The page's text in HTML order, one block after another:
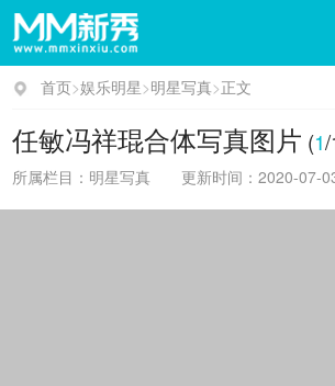
首页>娱乐明星 >明星写真>正文
任敏冯祥琨合体写真图片 (1/
所属栏目：明星写真 更新时间：2020-07-